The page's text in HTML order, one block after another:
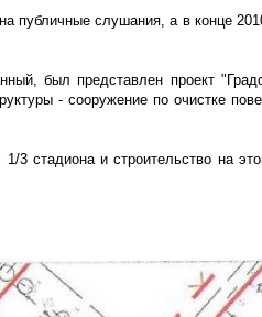
публичные слушания, а в конце
был представлен проект
- сооружение по очистке
3 стадиона и строительство на